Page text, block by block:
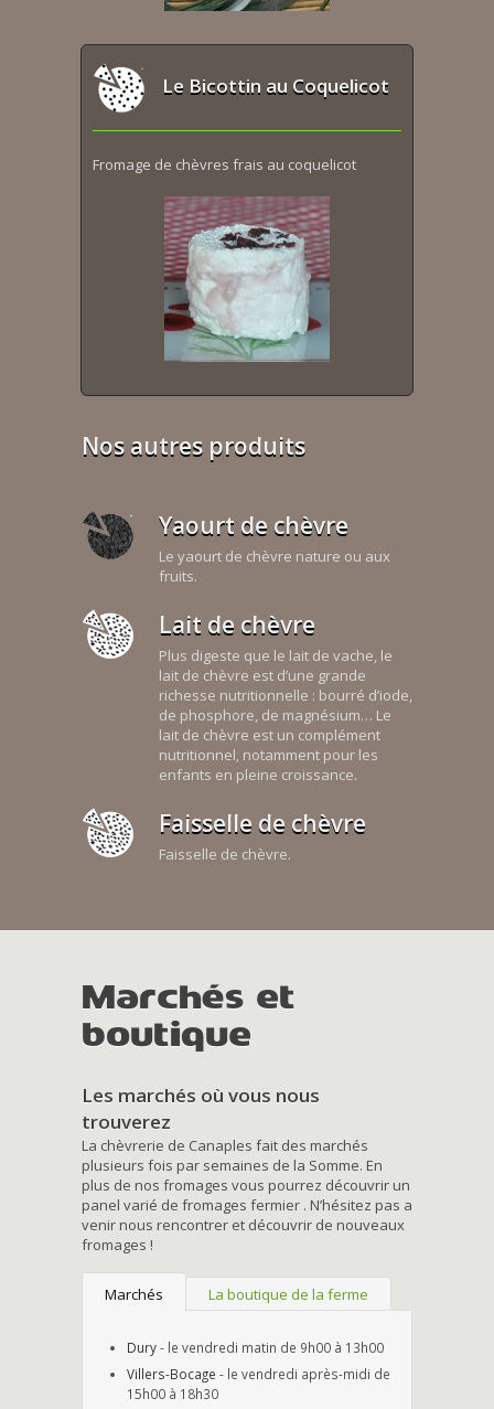
Le Bicottin au Coquelicot
Fromage de chèvres frais au coquelicot
Nos autres produits
Yaourt de chèvre
Le yaourt de chèvre nature ou aux
fruits.
Lait de chèvre
Plus digeste que le lait de vache, le
lait de chèvre est d’une grande
richesse nutritionnelle : bourré d’iode,
de phosphore, de magnésium… Le
lait de chèvre est un complément
nutritionnel, notamment pour les
enfants en pleine croissance.
Faisselle de chèvre
Faisselle de chèvre.
Marchés et
boutique
Les marchés où vous nous
trouverez
La chèvrerie de Canaples fait des marchés
plusieurs fois par semaines de la Somme. En
plus de nos fromages vous pourrez découvrir un
panel varié de fromages fermier . N’hésitez pas a
venir nous rencontrer et découvrir de nouveaux
fromages !
Marchés La boutique de la ferme
Dury- le vendredi matin de 9h00 à 13h00
Villers-Bocage - le vendredi après-midi de
15h00 à 18h30